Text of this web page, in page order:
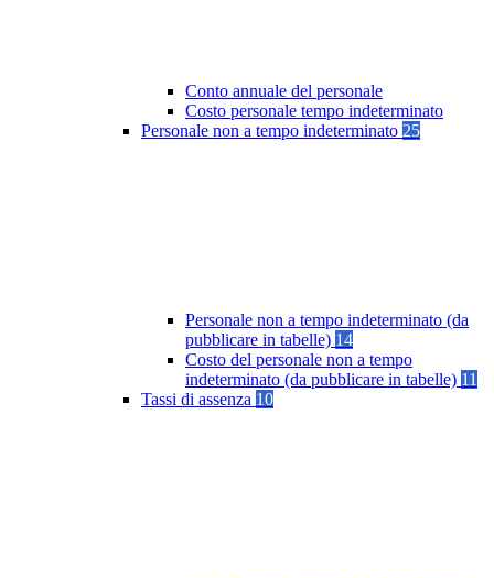
Conto annuale del personale
Costo personale tempo indeterminato
Personale non a tempo indeterminato 25
Personale non a tempo indeterminato (da
pubblicare in tabelle) 14
Costo del personale non a tempo
indeterminato (da pubblicare in tabelle) 11
Tassi di assenza 10